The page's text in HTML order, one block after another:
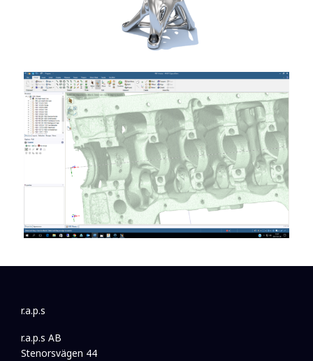
r.a.p.s
r.a.p.s AB
Stenorsvägen 44